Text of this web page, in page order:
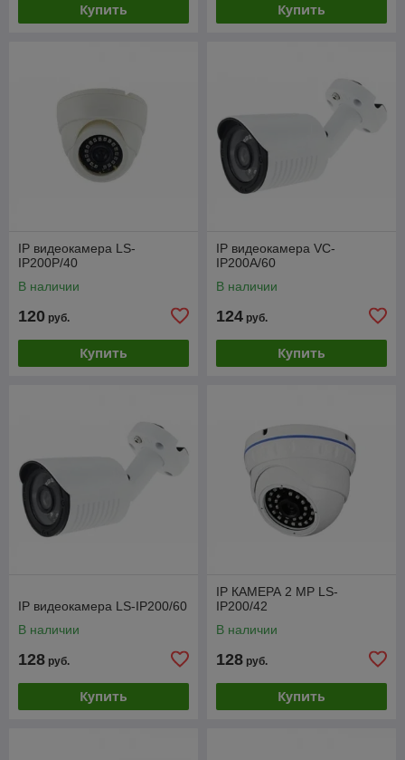
Купить Купить
IP видеокамера LS-
IP200P/40
В наличии
120 руб.
Купить
IP видеокамера VC-
IP200A/60
В наличии
124 руб.
Купить
IP видеокамера LS-IP200/60
В наличии
128 руб.
Купить
IP КАМЕРА 2 МР LS-
IP200/42
В наличии
128 руб.
Купить